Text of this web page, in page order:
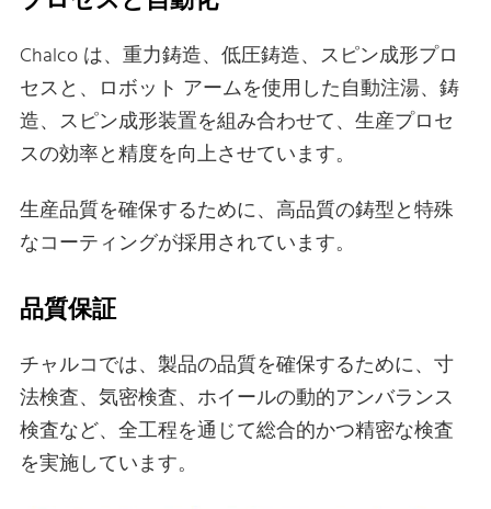
Chalco は、重力鋳造、低圧鋳造、スピン成形プロ
セスと、ロボット アームを使用した自動注湯、鋳
造、スピン成形装置を組み合わせて、生産プロセ
スの効率と精度を向上させています。
生産品質を確保するために、高品質の鋳型と特殊
なコーティングが採用されています。
品質保証
チャルコでは、製品の品質を確保するために、寸
法検査、気密検査、ホイールの動的アンバランス
検査など、全工程を通じて総合的かつ精密な検査
を実施しています。